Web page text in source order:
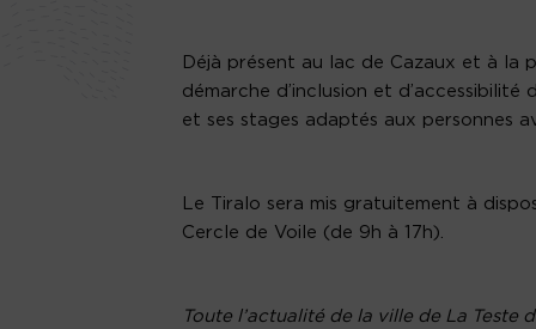
Déjà présent au lac de Cazaux et à la
démarche d’inclusion et
et ses stages adaptés aux personnes
Le Tiralo sera mis gratuitement à
Cercle de Voile (de 9h à 17h).
Toute l’actualité de la ville de La Teste